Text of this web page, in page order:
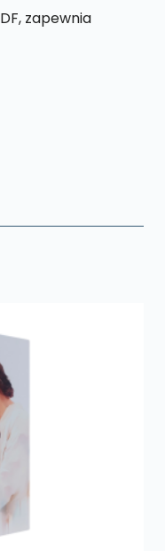
zapewnia